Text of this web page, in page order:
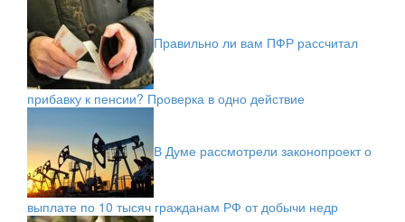
Правильно ли вам ПФР рассчитал
прибавку к пенсии? Проверка в одно действие
В Думе рассмотрели законопроект о
выплате по 10 тысяч гражданам РФ от добычи недр